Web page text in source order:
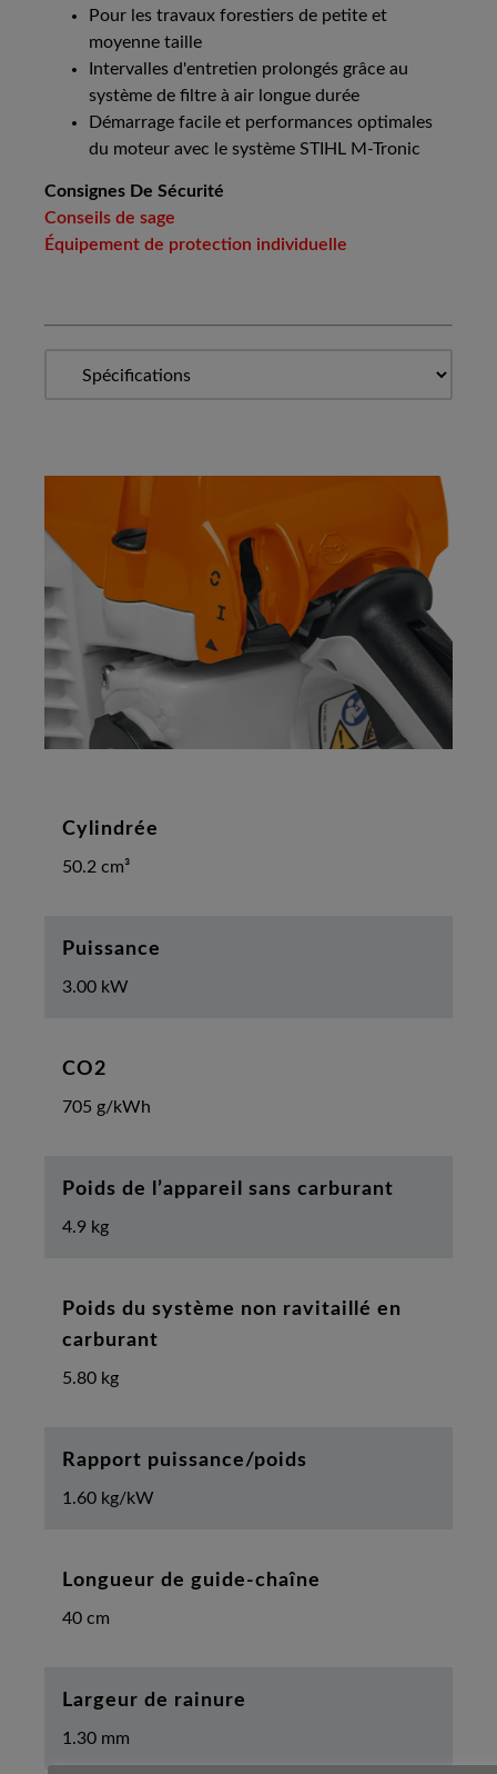
Pour les travaux forestiers de petite et
moyenne taille
Intervalles d'entretien prolongés grâce au
système de filtre à air longue durée
Démarrage facile et performances optimales
du moteur avec le système STIHL M-Tronic
Consignes De Sécurité
Conseils de sage
Équipement de protection individuelle
Cylindrée
50.2 cm³
Puissance
3.00 kW
CO2
705 g/kWh
Poids de l’appareil sans carburant
4.9 kg
Poids du système non ravitaillé en
carburant
5.80 kg
Rapport puissance/poids
1.60 kg/kW
Longueur de guide-chaîne
40 cm
Largeur de rainure
1.30 mm